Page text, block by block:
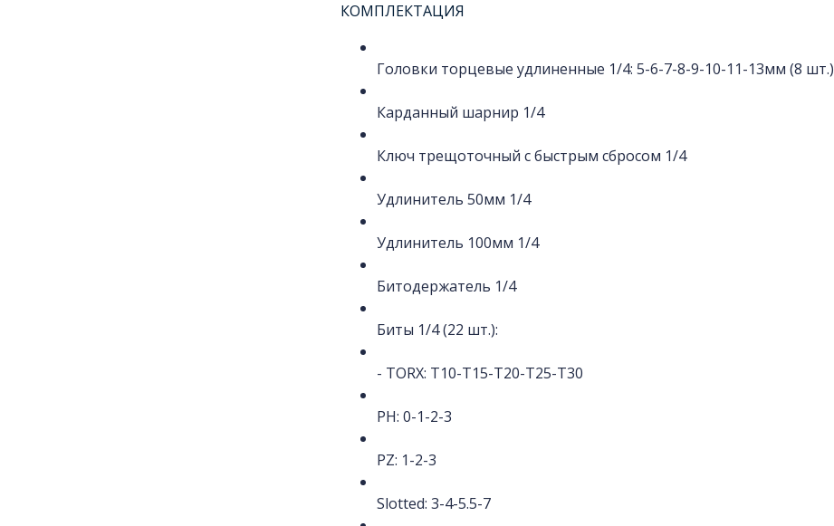
КОМПЛЕКТАЦИЯ
Головки торцевые удлиненные 1/4: 5-6-7-8-9-10-11-13мм (8 шт.)
Карданный шарнир 1/4
Ключ трещоточный с быстрым сбросом 1/4
Удлинитель 50мм 1/4
Удлинитель 100мм 1/4
Битодержатель 1/4
Биты 1/4 (22 шт.):
- TORX: Т10-Т15-Т20-Т25-Т30
PH: 0-1-2-3
PZ: 1-2-3
Slotted: 3-4-5.5-7